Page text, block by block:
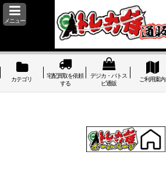
メニュー
カテゴリ
宅配買取を依頼
する
デジカ・バトス
ピ通販
ご利用案内